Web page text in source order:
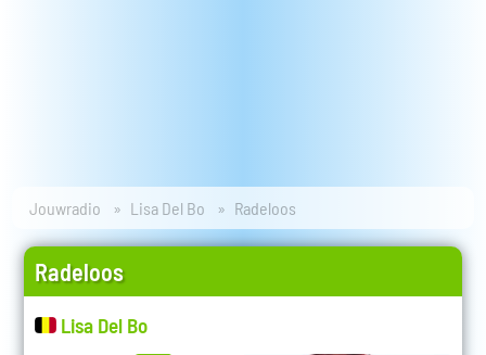
Jouwradio Lisa Del Bo Radeloos
Radeloos
Lisa Del Bo